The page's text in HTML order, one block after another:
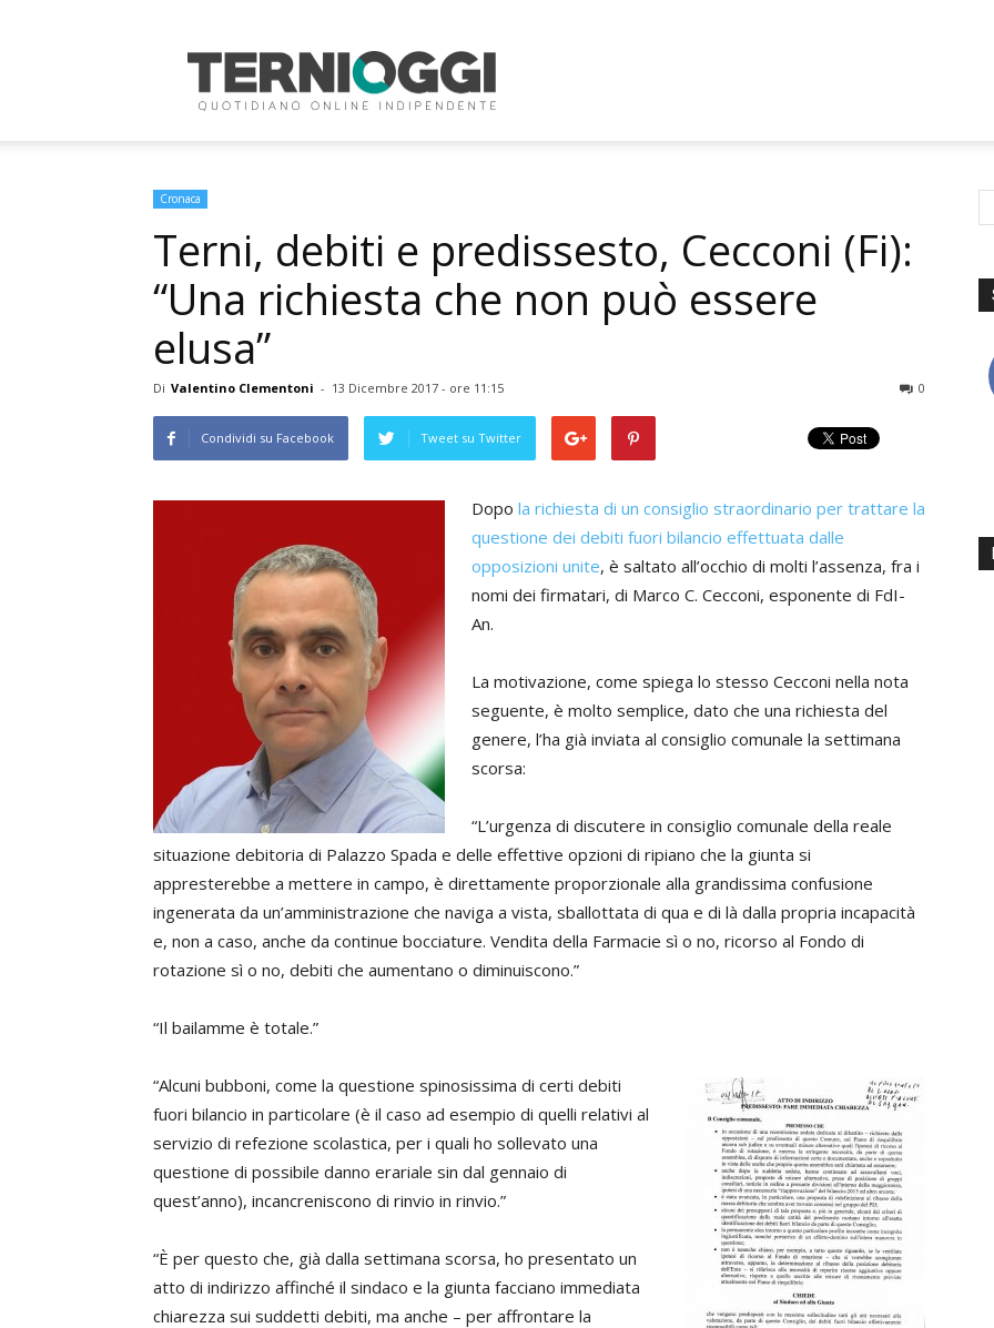
Oggi
Cronaca
Terni, debiti e predissesto, Cecconi (Fi):
“Una richiesta che non può essere
elusa”
Di Valentino Clementoni - 13 Dicembre 2017 - ore 11:15 0
Condividi su Facebook Tweet su Twitter
Dopo la richiesta di un consiglio straordinario per trattare la
questione dei debiti fuori bilancio effettuata dalle
opposizioni unite, è saltato all’occhio di molti l’assenza, fra i
nomi dei firmatari, di Marco C. Cecconi, esponente di FdI-
An.
La motivazione, come spiega lo stesso Cecconi nella nota
seguente, è molto semplice, dato che una richiesta del
genere, l’ha già inviata al consiglio comunale la settimana
scorsa:
“L’urgenza di discutere in consiglio comunale della reale
situazione debitoria di Palazzo Spada e delle effettive opzioni di ripiano che la giunta si
appresterebbe a mettere in campo, è direttamente proporzionale alla grandissima confusione
ingenerata da un’amministrazione che naviga a vista, sballottata di qua e di là dalla propria incapacità
e, non a caso, anche da continue bocciature. Vendita della Farmacie sì o no, ricorso al Fondo di
rotazione sì o no, debiti che aumentano o diminuiscono.”
“Il bailamme è totale.”
“Alcuni bubboni, come la questione spinosissima di certi debiti
fuori bilancio in particolare (è il caso ad esempio di quelli relativi al
servizio di refezione scolastica, per i quali ho sollevato una
questione di possibile danno erariale sin dal gennaio di
quest’anno), incancreniscono di rinvio in rinvio.”
“È per questo che, già dalla settimana scorsa, ho presentato un
atto di indirizzo affinché il sindaco e la giunta facciano immediata
chiarezza sui suddetti debiti, ma anche – per affrontare la